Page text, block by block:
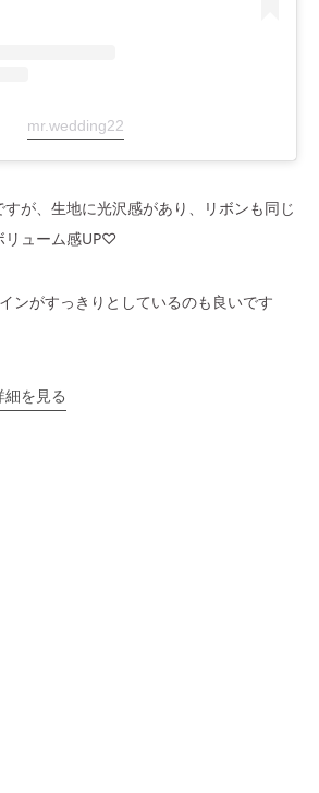
mr.wedding22
が、生地に光沢感があり、リボンも同じ
リューム感UP♡
ンがすっきりとしているのも良いです
を見る